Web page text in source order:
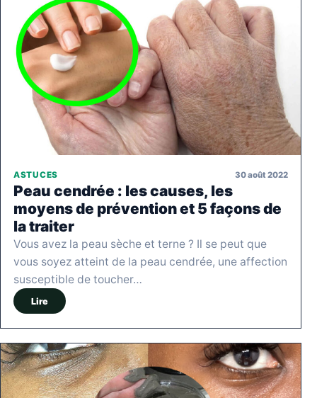
ASTUCES 30 août 2022
Peau cendrée : les causes, les
moyens de prévention et 5 façons de
la traiter
Vous avez la peau sèche et terne ? Il se peut que
vous soyez atteint de la peau cendrée, une affection
susceptible de toucher…
Lire